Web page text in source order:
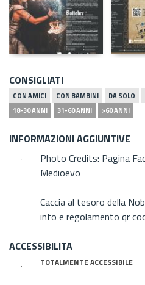
CONSIGLIATI
CON AMICI CON BAMBINI DA SOLO
18-30 ANNI
31-60 ANNI >60 ANNI
INFORMAZIONI AGGIUNTIVE
Photo Credits: Pagina
Medioevo
Caccia al tesoro della
info e regolamento qr
ACCESSIBILITA
TOTALMENTE ACCESSIBILE